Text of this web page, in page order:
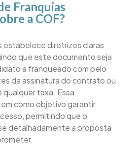
Franquias
a COF?
estabelece diretrizes claras
que este documento seja
a franqueado com pelo
da assinatura do contrato ou
taxa. Essa
como objetivo garantir
permitindo que o
detalhadamente a proposta